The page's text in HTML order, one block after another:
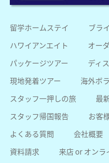
留学ホームステイ
ブラ
ハワイアンエイト
オー
パッケージツアー
ディ
現地発着ツアー
海外ボ
スタッフ一押しの旅
最
スタッフ帰国報告
お客
よくある質問
会社概要
資料請求
来店 or オンラ